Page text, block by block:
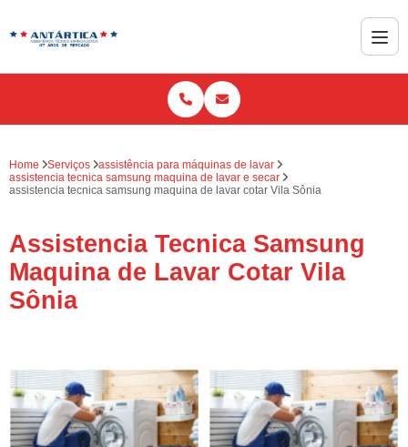
Home Serviços
assistência para máquinas de lavar
assistencia tecnica samsung maquina de lavar e secar
assistencia tecnica samsung maquina de lavar cotar Vila Sônia
Assistencia Tecnica Samsung
Maquina de Lavar Cotar Vila
Sônia